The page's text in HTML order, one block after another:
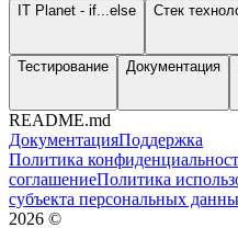
IT Planet - if...else Стек
Тестирование Документация
README.md
ДокументацияПоддержка
Политика
соглашениеПолитика
субъекта персональных
2026 ©